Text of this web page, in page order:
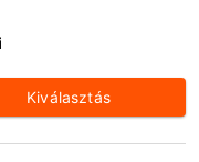
Kiválasztás